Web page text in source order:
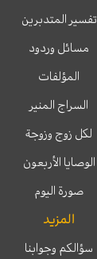
تفسير المتدبرين
مسائل وردود
المؤلفات
السراج المنير
لكل زوج وزوجة
الوصايا الأربعون
صورة اليوم
المزيد
سؤالكم وجوابنا